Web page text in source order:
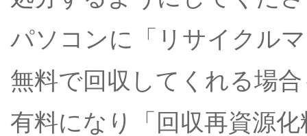
パソコンに「リサイクル
無料で回収してくれる場
有料になり「回収再資源